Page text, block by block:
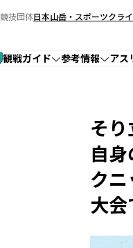
競技団体日本山岳・スポーツクラ
観戦ガイド 参考情報 アス
そ
自
ク
大会